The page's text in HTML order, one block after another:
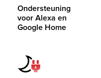
Ondersteuning
voor Alexa en
Google Home